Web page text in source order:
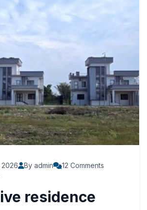
2026 By admin
12 Comments
residence